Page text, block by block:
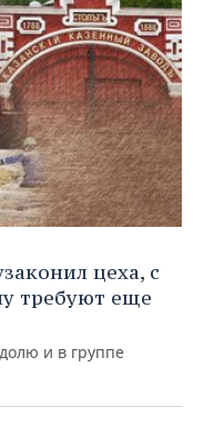
цеха, с
требуют еще
и в группе